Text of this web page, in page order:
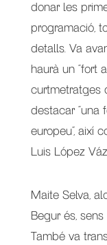
donar les
programació,
detalls. Va
haurà un “fort
curtmetratges
destacar “una
europeu”, així
Luis López
Maite Selva,
Begur és, sens
També va